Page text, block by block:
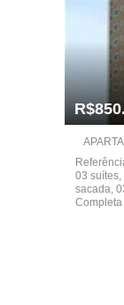
03
sacada,
Completa